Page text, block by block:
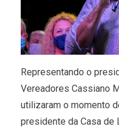
Representando o
Vereadores Cassiano
utilizaram o momento
presidente da Casa de